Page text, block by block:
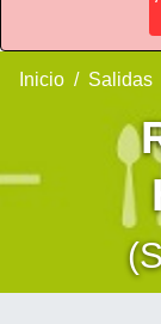
Inicio Salidas